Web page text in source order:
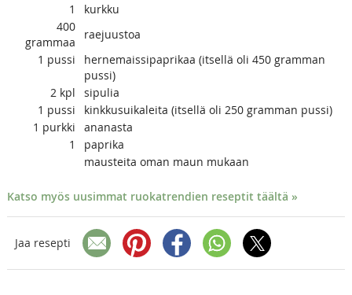
1
kurkku
400
grammaa
raejuustoa
1 pussi
hernemaissipaprikaa (itsellä oli 450 gramman
pussi)
2 kpl
sipulia
1 pussi
kinkkusuikaleita (itsellä oli 250 gramman pussi)
1 purkki
ananasta
1
paprika
mausteita oman maun mukaan
Katso myös uusimmat ruokatrendien reseptit täältä »
Jaa resepti